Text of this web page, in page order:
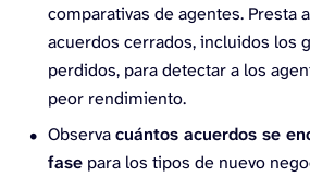
comparativas de agentes. Presta
acuerdos cerrados, incluidos los
perdidos, para detectar a los
peor rendimiento.
Observacuántos acuerdos se
fase para los tipos de nuevo